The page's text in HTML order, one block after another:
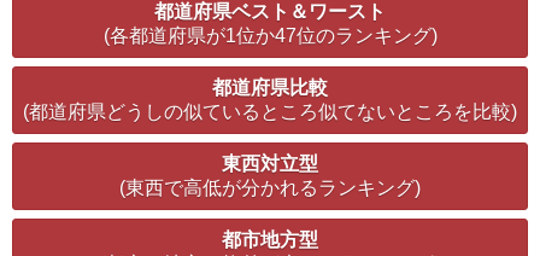
都道府県ベスト＆ワースト
(各都道府県が1位か47位のランキング)
都道府県比較
(都道府県どうしの似ているところ似てないところを比較)
東西対立型
(東西で高低が分かれるランキング)
都市地方型